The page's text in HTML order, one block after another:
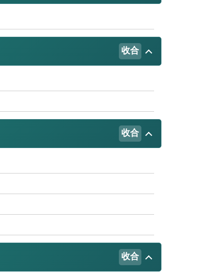
收合
收合
收合